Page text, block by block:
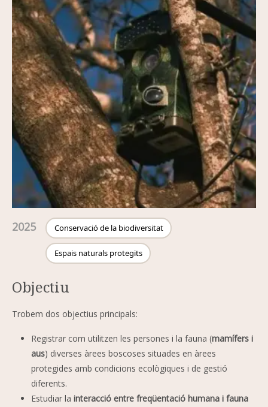
2025 Conservació de la biodiversitat
Espais naturals protegits
Objectiu
Trobem dos objectius principals:
Registrar com utilitzen les persones i la fauna (mamífers i
aus) diverses àrees boscoses situades en àrees
protegides amb condicions ecològiques i de gestió
diferents.
Estudiar la interacció entre freqüentació humana i fauna